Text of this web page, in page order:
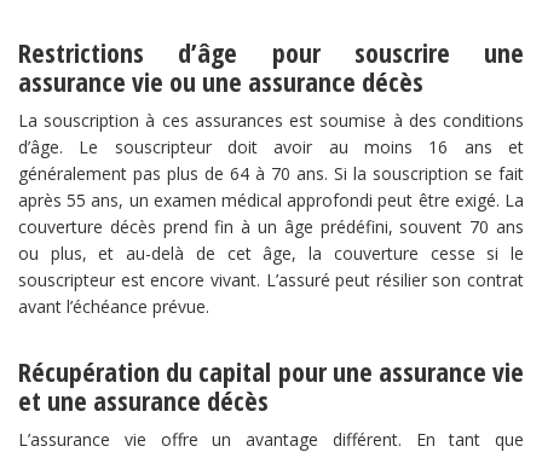
Restrictions d’âge pour souscrire une
assurance vie ou une assurance décès
La souscription à ces assurances est soumise à des conditions
d’âge. Le souscripteur doit avoir au moins 16 ans et
généralement pas plus de 64 à 70 ans. Si la souscription se fait
après 55 ans, un examen médical approfondi peut être exigé. La
couverture décès prend fin à un âge prédéfini, souvent 70 ans
ou plus, et au-delà de cet âge, la couverture cesse si le
souscripteur est encore vivant. L’assuré peut résilier son contrat
avant l’échéance prévue.
Récupération du capital pour une assurance vie
et une assurance décès
L’assurance vie offre un avantage différent. En tant que